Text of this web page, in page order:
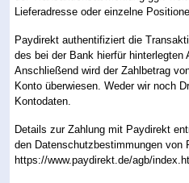
Lieferadresse oder einzelne
Paydirekt authentifiziert die
des bei der Bank hierfür hinterlegten
Anschließend wird der Zahlbetrag
Konto überwiesen. Weder wir noch
Kontodaten.
Details zur Zahlung mit Paydirekt
den Datenschutzbestimmungen von
https://www.paydirekt.de/agb/